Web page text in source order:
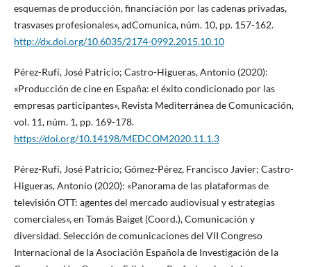
esquemas de producción, financiación por las cadenas privadas,
trasvases profesionales», adComunica, núm. 10, pp. 157-162.
http://dx.doi.org/10.6035/2174-0992.2015.10.10
Pérez-Rufí, José Patricio; Castro-Higueras, Antonio (2020):
«Producción de cine en España: el éxito condicionado por las
empresas participantes», Revista Mediterránea de Comunicación,
vol. 11, núm. 1, pp. 169-178.
https://doi.org/10.14198/MEDCOM2020.11.1.3
Pérez-Rufí, José Patricio; Gómez-Pérez, Francisco Javier; Castro-
Higueras, Antonio (2020): «Panorama de las plataformas de
televisión OTT: agentes del mercado audiovisual y estrategias
comerciales», en Tomás Baiget (Coord.), Comunicación y
diversidad. Selección de comunicaciones del VII Congreso
Internacional de la Asociación Española de Investigación de la